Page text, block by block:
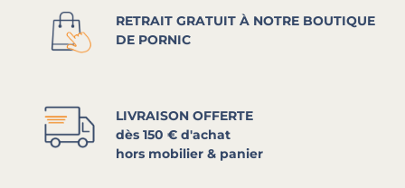
RETRAIT GRATUIT À NOTRE BOUTIQUE
DE PORNIC
LIVRAISON OFFERTE
dès 150 € d'achat
hors mobilier & panier